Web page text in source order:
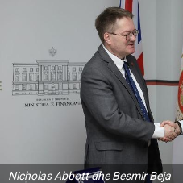
Nicholas Abbott dhe Besmir Beja